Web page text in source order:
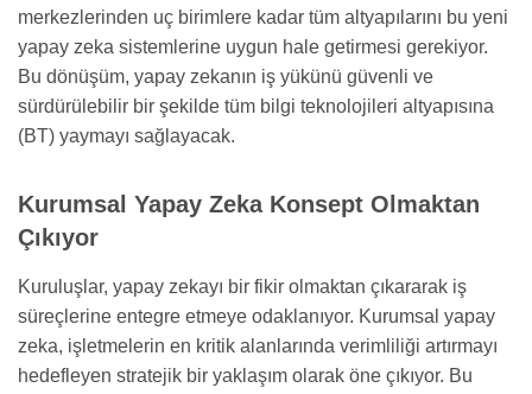
merkezlerinden uç birimlere kadar tüm altyapılarını bu yeni
yapay zeka sistemlerine uygun hale getirmesi gerekiyor.
Bu dönüşüm, yapay zekanın iş yükünü güvenli ve
sürdürülebilir bir şekilde tüm bilgi teknolojileri altyapısına
(BT) yaymayı sağlayacak.
Kurumsal Yapay Zeka Konsept Olmaktan
Çıkıyor
Kuruluşlar, yapay zekayı bir fikir olmaktan çıkararak iş
süreçlerine entegre etmeye odaklanıyor. Kurumsal yapay
zeka, işletmelerin en kritik alanlarında verimliliği artırmayı
hedefleyen stratejik bir yaklaşım olarak öne çıkıyor. Bu